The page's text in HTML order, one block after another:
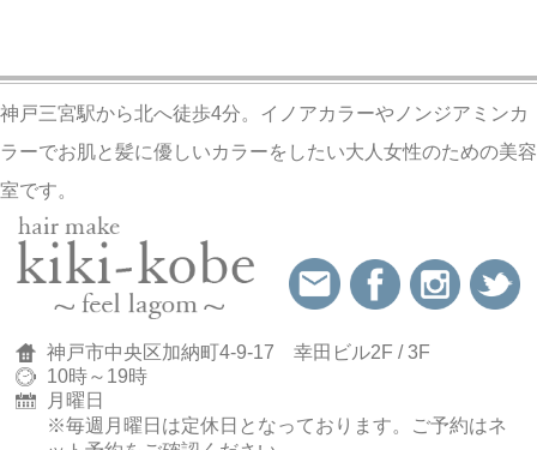
神戸三宮駅から北へ徒歩4分。イノアカラーやノンジアミンカ
ラーでお肌と髪に優しいカラーをしたい大人女性のための美容
室です。
神戸市中央区加納町4-9-17 幸田ビル2F / 3F
10時～19時
月曜日
※毎週月曜日は定休日となっております。
ご予約はネ